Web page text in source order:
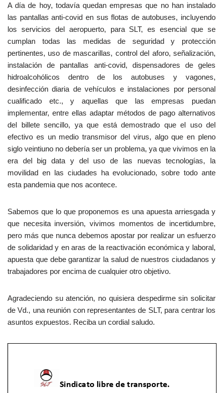
A día de hoy, todavía quedan empresas que no han instalado
las pantallas anti-covid en sus flotas de autobuses, incluyendo
los servicios del aeropuerto, para SLT, es esencial que se
cumplan todas las medidas de seguridad y protección
pertinentes, uso de mascarillas, control del aforo, señalización,
instalación de pantallas anti-covid, dispensadores de geles
hidroalcohólicos dentro de los autobuses y vagones,
desinfección diaria de vehículos e instalaciones por personal
cualificado etc., y aquellas que las empresas puedan
implementar, entre ellas adaptar métodos de pago alternativos
del billete sencillo, ya que está demostrado que el uso del
efectivo es un medio transmisor del virus, algo que en pleno
siglo veintiuno no debería ser un problema, ya que vivimos en la
era del big data y del uso de las nuevas tecnologías, la
movilidad en las ciudades ha evolucionado, sobre todo ante
esta pandemia que nos acontece.
Sabemos que lo que proponemos es una apuesta arriesgada y
que necesita inversión, vivimos momentos de incertidumbre,
pero más que nunca debemos apostar por realizar un esfuerzo
de solidaridad y en aras de la reactivación económica y laboral,
apuesta que debe garantizar la salud de nuestros ciudadanos y
trabajadores por encima de cualquier otro objetivo.
Agradeciendo su atención, no quisiera despedirme sin solicitar
de Vd., una reunión con representantes de SLT, para centrar los
asuntos expuestos. Reciba un cordial saludo.